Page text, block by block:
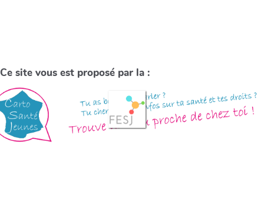
Ce site vous est proposé par la :